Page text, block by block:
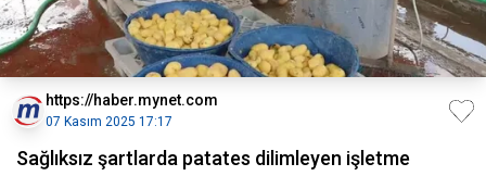
https://haber.mynet.com
07 Kasım 2025 17:17
Sağlıksız şartlarda patates dilimleyen işletme